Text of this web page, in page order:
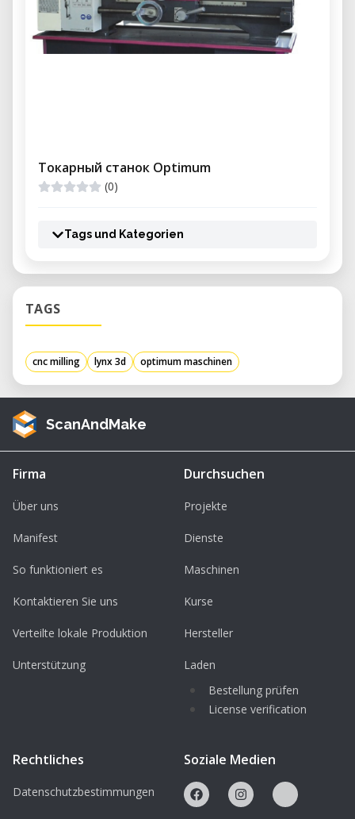
Токарный станок Optimum
(0)
Tags und Kategorien
TAGS
cnc milling lynx 3d optimum maschinen
ScanAndMake
Firma
Über uns
Manifest
So funktioniert es
Kontaktieren Sie uns
Verteilte lokale Produktion
Unterstützung
Durchsuchen
Projekte
Dienste
Maschinen
Kurse
Hersteller
Laden
Bestellung prüfen
License verification
Rechtliches
Datenschutzbestimmungen
Soziale Medien